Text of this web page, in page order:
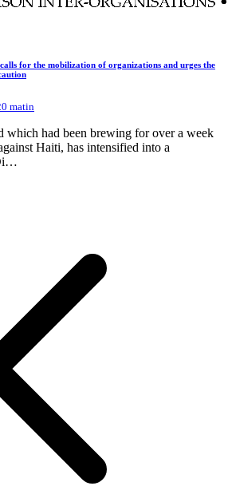
for the mobilization of organizations and urges the
matin
which had been brewing for over a week
Haiti, has intensified into a